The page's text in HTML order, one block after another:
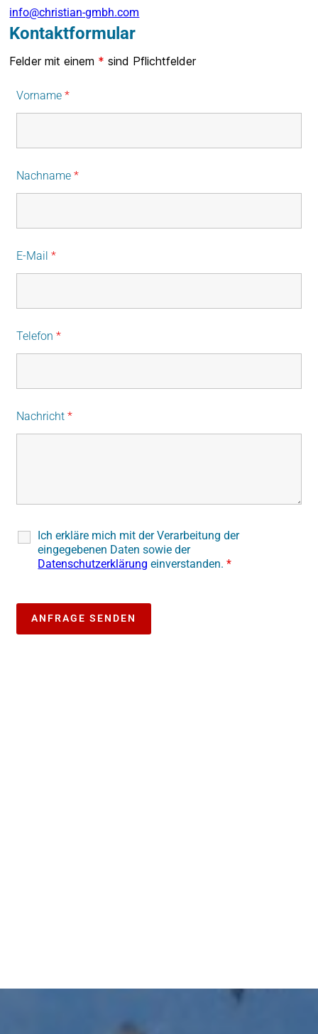
info@christian-gmbh.com
Kontaktformular
Felder mit einem * sind Pflichtfelder
Vorname*
Nachname*
E-Mail*
Telefon*
Nachricht*
Ich erkläre mich mit der Verarbeitung der
eingegebenen Daten sowie der
Datenschutzerklärung einverstanden.*